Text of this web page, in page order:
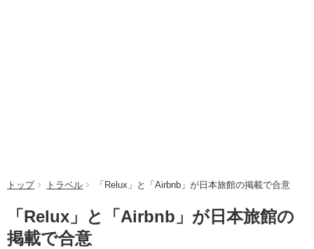
トップ トラベル 「Relux」と「Airbnb」が日本旅館の掲載で合意
「Relux」と「Airbnb」が日本旅館の
掲載で合意